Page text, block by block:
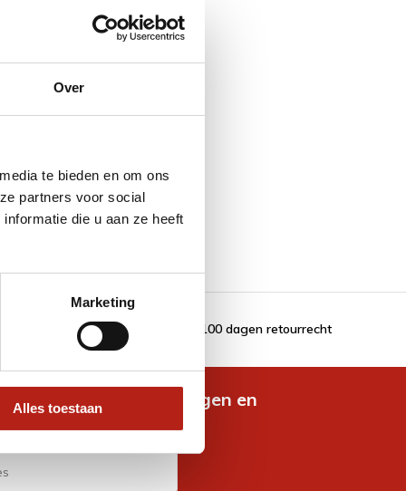
Over
te bieden en om ons
partners voor social
die u aan ze heeft
Marketing
Alles toestaan
100 dagen retourrecht
nieuwste aanbiedingen en